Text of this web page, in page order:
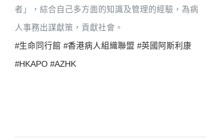
者」，綜合自己多方面的知識及管理的經驗，為病
人事務出謀獻策，貢獻社會。
#生命同行館 #香港病人組織聯盟 #英國阿斯利康
#HKAPO #AZHK